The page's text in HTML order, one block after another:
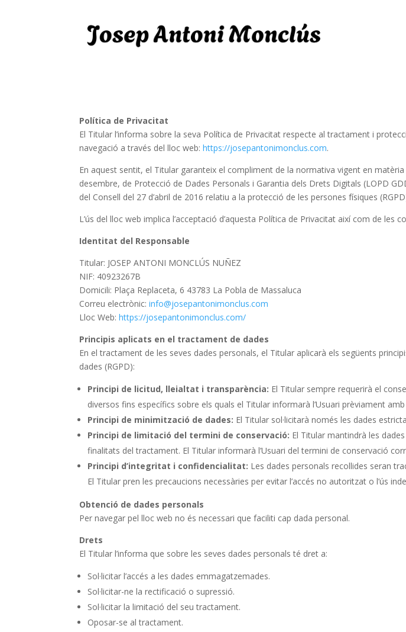
Política de Privacitat
El Titular l’informa sobre la seva Política de Privacitat respecte al tractament i
navegació a través del lloc web:https://josepantonimonclus.com.
En aquest sentit, el Titular garanteix el compliment de la normativa vigent en
desembre, de Protecció de Dades Personals i Garantia dels Drets Digitals (LOPD
del Consell del 27 d’abril de 2016 relatiu a la protecció de les persones físiques
L’ús del lloc web implica l’acceptació d’aquesta Política de Privacitat així com de les
Identitat del Responsable
Titular: JOSEP ANTONI MONCLÚS NUÑEZ
NIF: 40923267B
Domicili: Plaça Replaceta, 6 43783 La Pobla de Massaluca
Correu electrònic:info@josepantonimonclus.com
Lloc Web:https://josepantonimonclus.com/
Principis aplicats en el tractament de dades
En el tractament de les seves dades personals, el Titular aplicarà els següents
dades (RGPD):
Principi de licitud, lleialtat i transparència: El Titular sempre requerirà el
diversos fins específics sobre els quals el Titular informarà l’Usuari prèviament
Principi de minimització de dades: El Titular sol·licitarà només les dades
Principi de limitació del termini de conservació: El Titular mantindrà les
finalitats del tractament. El Titular informarà l’Usuari del termini de conservació
Principi d’integritat i confidencialitat: Les dades personals recollides seran
El Titular pren les precaucions necessàries per evitar l’accés no autoritzat o l’ús
Obtenció de dades personals
Per navegar pel lloc web no és necessari que faciliti cap dada personal.
Drets
El Titular l’informa que sobre les seves dades personals té dret a:
Sol·licitar l’accés a les dades emmagatzemades.
Sol·licitar-ne la rectificació o supressió.
Sol·licitar la limitació del seu tractament.
Oposar-se al tractament.